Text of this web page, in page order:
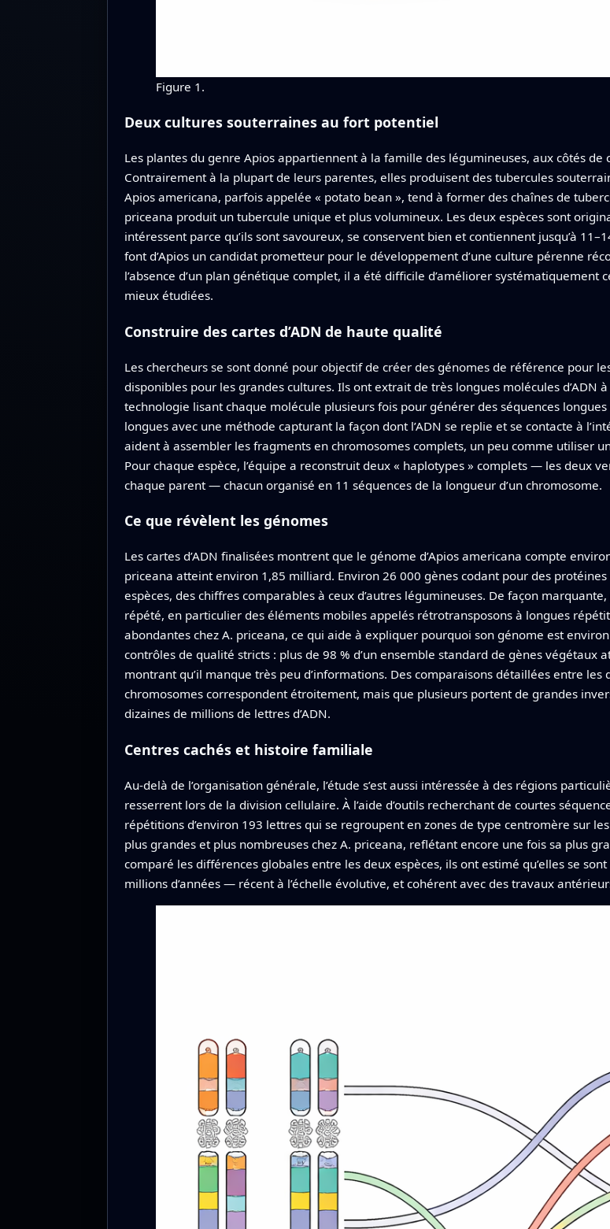
Figure 1.
Deux cultures souterraines au fort potentiel
Les plantes du genre Apios appartiennent à la famille des légumineuses, aux côtés
Contrairement à la plupart de leurs parentes, elles produisent des tubercules
Apios americana, parfois appelée « potato bean », tend à former des chaînes de
priceana produit un tubercule unique et plus volumineux. Les deux espèces sont
intéressent parce qu’ils sont savoureux, se conservent bien et contiennent jusqu’à
font d’Apios un candidat prometteur pour le développement d’une culture pérenne
l’absence d’un plan génétique complet, il a été difficile d’améliorer
mieux étudiées.
Construire des cartes d’ADN de haute qualité
Les chercheurs se sont donné pour objectif de créer des génomes de référence pour
disponibles pour les grandes cultures. Ils ont extrait de très longues molécules d’ADN
technologie lisant chaque molécule plusieurs fois pour générer des séquences
longues avec une méthode capturant la façon dont l’ADN se replie et se contacte à
aident à assembler les fragments en chromosomes complets, un peu comme utiliser
Pour chaque espèce, l’équipe a reconstruit deux « haplotypes » complets — les deux
chaque parent — chacun organisé en 11 séquences de la longueur d’un chromosome.
Ce que révèlent les génomes
Les cartes d’ADN finalisées montrent que le génome d’Apios americana compte
priceana atteint environ 1,85 milliard. Environ 26 000 gènes codant pour des
espèces, des chiffres comparables à ceux d’autres légumineuses. De façon
répété, en particulier des éléments mobiles appelés rétrotransposons à longues
abondantes chez A. priceana, ce qui aide à expliquer pourquoi son génome est
contrôles de qualité stricts : plus de 98 % d’un ensemble standard de gènes
montrant qu’il manque très peu d’informations. Des comparaisons détaillées entre
chromosomes correspondent étroitement, mais que plusieurs portent de grandes
dizaines de millions de lettres d’ADN.
Centres cachés et histoire familiale
Au-delà de l’organisation générale, l’étude s’est aussi intéressée à des régions
resserrent lors de la division cellulaire. À l’aide d’outils recherchant de courtes
répétitions d’environ 193 lettres qui se regroupent en zones de type centromère sur
plus grandes et plus nombreuses chez A. priceana, reflétant encore une fois sa plus
comparé les différences globales entre les deux espèces, ils ont estimé qu’elles se
millions d’années — récent à l’échelle évolutive, et cohérent avec des travaux